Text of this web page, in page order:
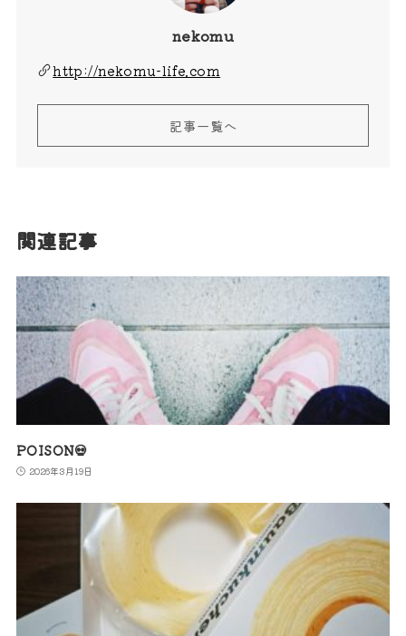
nekomu
http://nekomu-life.com
記事一覧へ
関連記事
POISON💀
2026年3月19日